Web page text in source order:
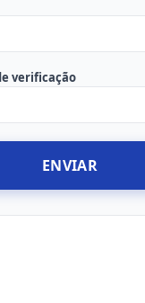
verificação
ENVIAR